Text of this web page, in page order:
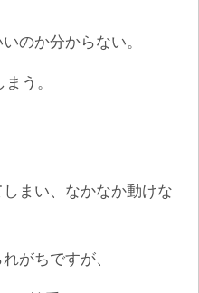
のか分からない。
う。
まい、なかなか動けな
がちですが、